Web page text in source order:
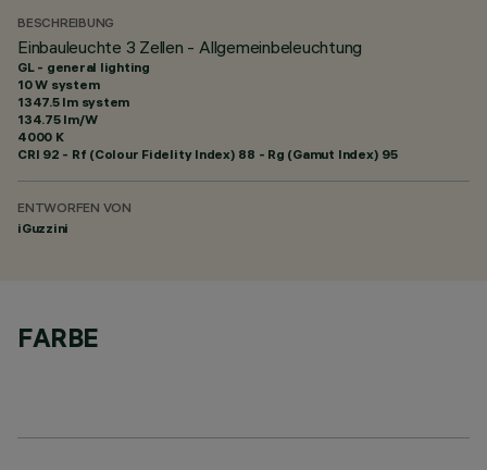
BESCHREIBUNG
Einbauleuchte 3 Zellen - Allgemeinbeleuchtung
GL - general lighting
10 W system
1347.5 lm system
134.75 lm/W
4000 K
CRI 92 - Rf (Colour Fidelity Index) 88 - Rg (Gamut Index) 95
ENTWORFEN VON
iGuzzini
FARBE